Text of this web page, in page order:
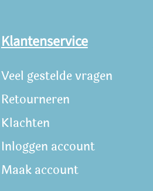
Klantenservice
Veel gestelde vragen
Retourneren
Klachten
Inloggen account
Maak account